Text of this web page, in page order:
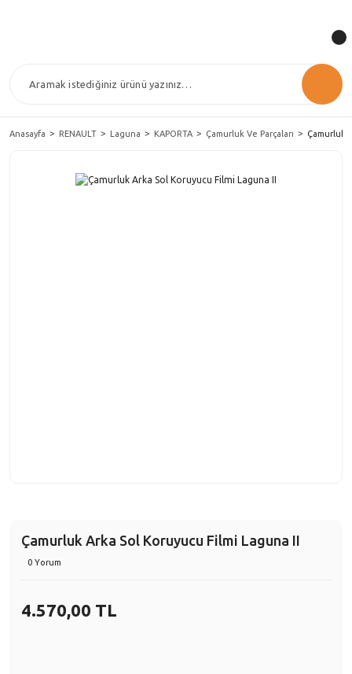
Anasayfa RENAULT Laguna KAPORTA Çamurluk Ve Parçaları Çamurluk
Çamurluk Arka Sol Koruyucu Filmi Laguna II
0 Yorum
4.570,00 TL